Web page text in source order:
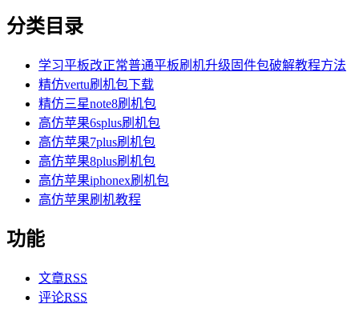
分类目录
学习平板改正常普通平板刷机升级固件包破解教程方法
精仿vertu刷机包下载
精仿三星note8刷机包
高仿苹果6splus刷机包
高仿苹果7plus刷机包
高仿苹果8plus刷机包
高仿苹果iphonex刷机包
高仿苹果刷机教程
功能
文章RSS
评论RSS